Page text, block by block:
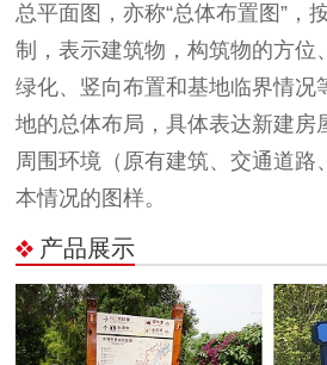
总平面图，亦称“总体布置图”，
制，表示建筑物，构筑物的方位
绿化、竖向布置和基地临界情况
地的总体布局，具体表达新建房
周围环境（原有建筑、交通道路
本情况的图样。
产品展示